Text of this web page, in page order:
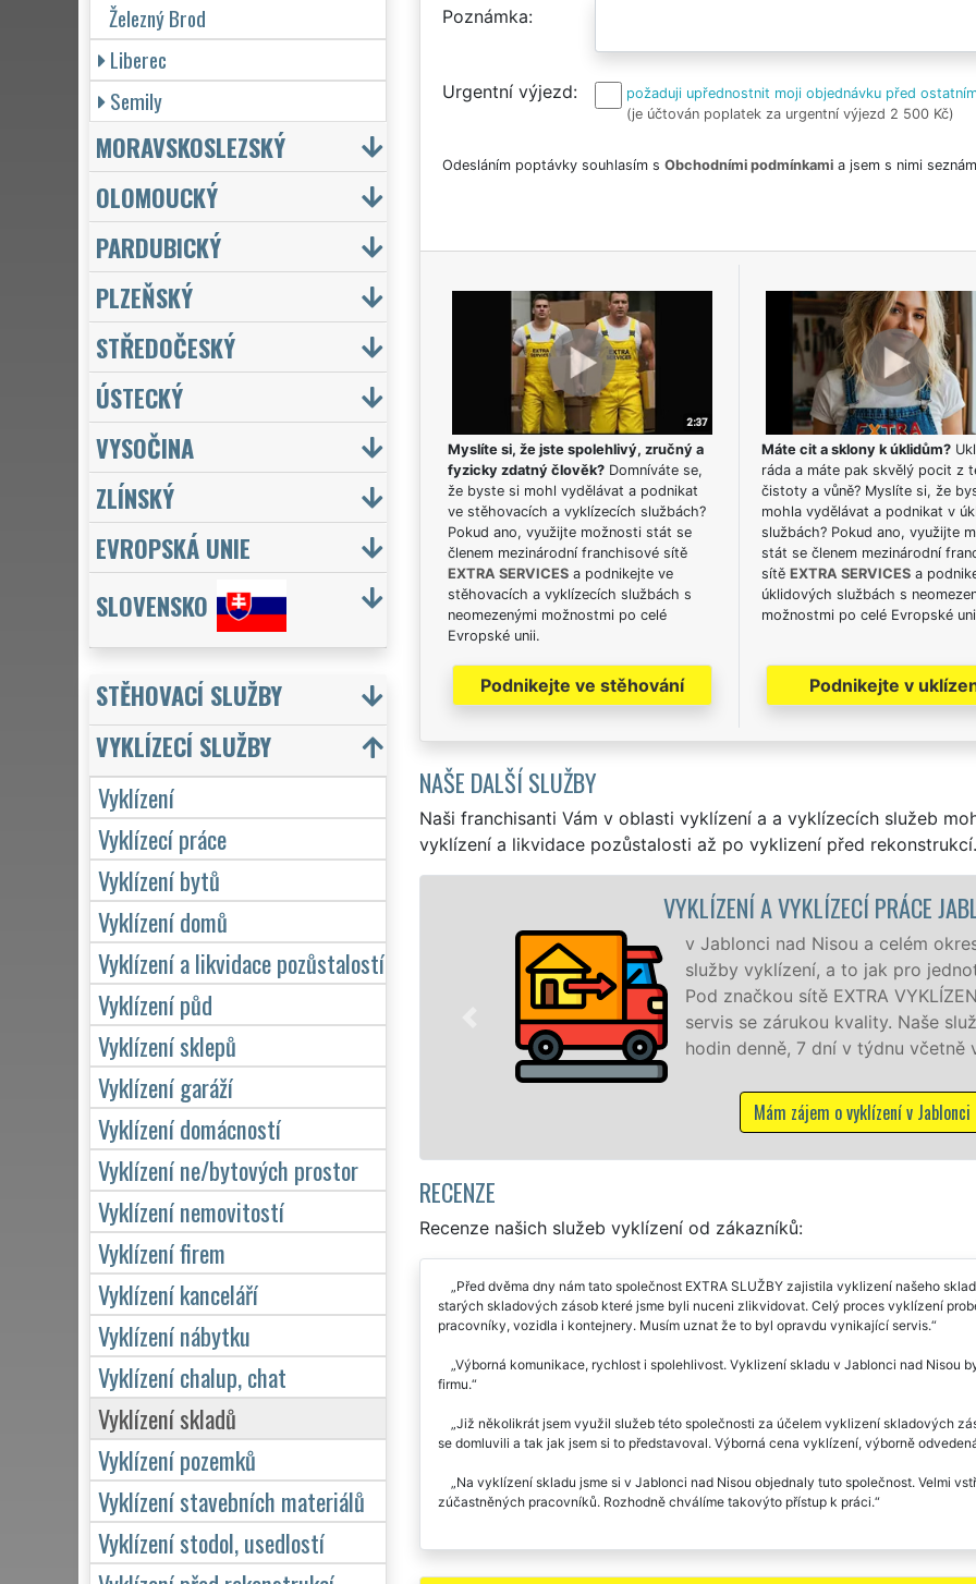
Poznámka
Urgentní výjezd
požaduji upřednostnit moji objednávku před
(je účtován poplatek za urgentní výjezd 2 500 Kč)
Odesláním poptávky souhlasím s Obchodními podmínkamia jsem s nimi
Myslíte si, že jste spolehlivý, zručný a
fyzicky zdatný člověk?Domníváte se,
že byste si mohl vydělávat a podnikat
ve stěhovacích a vyklízecích službách?
Pokud ano, využijte možnosti stát se
členem mezinárodní franchisové sítě
EXTRA SERVICESa podnikejte ve
stěhovacích a vyklízecích službách s
neomezenými možnostmi po celé
Evropské unii.
Podnikejte ve stěhování
Máte cit a sklony k úklidům?
ráda a máte pak skvělý pocit z
čistoty a vůně? Myslíte si, že
mohla vydělávat a podnikat v
službách? Pokud ano, využijte
stát se členem mezinárodní
sítě EXTRA SERVICESa
úklidových službách s
možnostmi po celé Evropské
Podnikejte v
NAŠE DALŠÍ SLUŽBY
Naši franchisanti Vám v oblasti vyklízení a a vyklízecích služeb
vyklízení a likvidace pozůstalosti až po vyklizení před rekonstrukcí.
VYKLÍZENÍ A VYKLÍZECÍ PRÁCE JABLONEC NAD NISOU
v Jablonci nad Nisou a celém okrese Jablonec nad Nisou
služby vyklízení, a to jak pro jednotlivce, tak pro obchodní
Pod značkou sítě EXTRA VYKLÍZENÍ zajišťujeme
servis se zárukou kvality. Naše služby poskytujeme NON-
hodin denně, 7 dní v týdnu včetně víkendů a svátků bez
Mám zájem o vyklízení v Jablonci nad Nisou
RECENZE
Recenze našich služeb vyklízení od zákazníků:
Před dvěma dny nám tato společnost EXTRA SLUŽBY zajistila vyklizení našeho
starých skladových zásob které jsme byli nuceni zlikvidovat. Celý proces vyklízení
pracovníky, vozidla i kontejnery. Musím uznat že to byl opravdu vynikající servis.
Výborná komunikace, rychlost i spolehlivost. Vyklizení skladu v Jablonci nad Nisou
firmu.
Již několikrát jsem využil služeb této společnosti za účelem vyklizení skladových
se domluvili a tak jak jsem si to představoval. Výborná cena vyklízení, výborně
Na vyklízení skladu jsme si v Jablonci nad Nisou objednaly tuto společnost. Velmi
zúčastněných pracovníků. Rozhodně chválíme takovýto přístup k práci.
Železný Brod
Liberec
Semily
MORAVSKOSLEZSKÝ
OLOMOUCKÝ
PARDUBICKÝ
PLZEŇSKÝ
STŘEDOČESKÝ
ÚSTECKÝ
VYSOČINA
ZLÍNSKÝ
EVROPSKÁ UNIE
SLOVENSKO
STĚHOVACÍ SLUŽBY
VYKLÍZECÍ SLUŽBY
Vyklízení
Vyklízecí práce
Vyklízení bytů
Vyklízení domů
Vyklízení a likvidace pozůstalostí
Vyklízení půd
Vyklízení sklepů
Vyklízení garáží
Vyklízení domácností
Vyklízení ne/bytových prostor
Vyklízení nemovitostí
Vyklízení firem
Vyklízení kanceláří
Vyklízení nábytku
Vyklízení chalup, chat
Vyklízení skladů
Vyklízení pozemků
Vyklízení stavebních materiálů
Vyklízení stodol, usedlostí